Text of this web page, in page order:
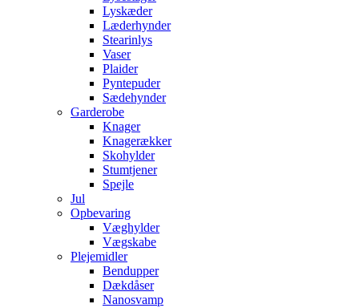
Lyskæder
Læderhynder
Stearinlys
Vaser
Plaider
Pyntepuder
Sædehynder
Garderobe
Knager
Knagerækker
Skohylder
Stumtjener
Spejle
Jul
Opbevaring
Væghylder
Vægskabe
Plejemidler
Bendupper
Dækdåser
Nanosvamp